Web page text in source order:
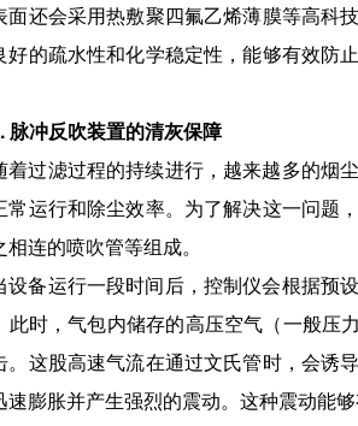
面还会采用热敷聚四氟乙烯薄膜等高科
好的疏水性和化学稳定性，能够有效防
脉冲反吹装置的清灰保障
着过滤过程的持续进行，越来越多的烟
常运行和除尘效率。为了解决这一问题
相连的喷吹管等组成。
设备运行一段时间后，控制仪会根据预
此时，气包内储存的高压空气（一般压
。这股高速气流在通过文氏管时，会诱
速膨胀并产生强烈的震动。这种震动能